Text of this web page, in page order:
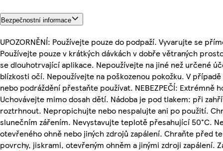
Bezpečnostní informace
UPOZORNĚNÍ: Používejte pouze do podpaží. Vyvarujte se
Používejte pouze v krátkých dávkách v dobře větraných
se dlouhotrvající aplikace. Nepoužívejte na jiné než určené
blízkosti očí. Nepoužívejte na poškozenou pokožku. V
nebo podráždění přestaňte používat. NEBEZPEČÍ: Extrémně
Uchovávejte mimo dosah dětí. Nádoba je pod tlakem: při
roztrhnout. Nepropichujte nebo nespalujte ani po použití.
slunečním zářením. Nevystavujte teplotě přesahující 50°C.
otevřeného ohně nebo jiných zdrojů zapálení. Chraňte před
povrchy, jiskrami, otevřeným ohněm a jinými zdroji zapálení.